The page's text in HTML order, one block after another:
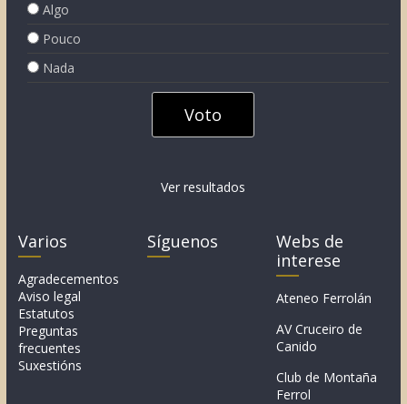
Algo
Pouco
Nada
Ver resultados
Varios
Agradecementos
Aviso legal
Estatutos
Preguntas
frecuentes
Suxestións
Síguenos
Webs de
interese
Ateneo Ferrolán
AV Cruceiro de
Canido
Club de Montaña
Ferrol